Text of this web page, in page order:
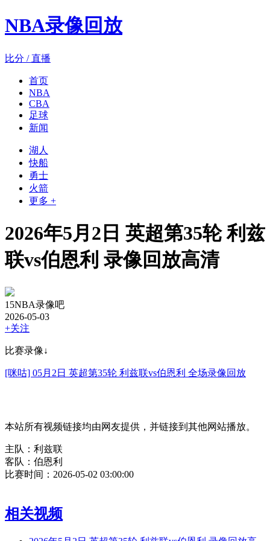
NBA录像回放
比分 / 直播
首页
NBA
CBA
足球
新闻
湖人
快船
勇士
火箭
更多 +
2026年5月2日 英超第35轮 利兹
联vs伯恩利 录像回放高清
15NBA录像吧
2026-05-03
+关注
比赛录像↓
[咪咕] 05月2日 英超第35轮 利兹联vs伯恩利 全场录像回放
本站所有视频链接均由网友提供，并链接到其他网站播放。
主队：利兹联
客队：伯恩利
比赛时间：2026-05-02 03:00:00
相关视频